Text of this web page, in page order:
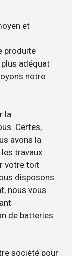
et
produite
adéquat
notre
la
Certes,
avons la
travaux
votre toit
disposons
nous vous
de batteries
société pour